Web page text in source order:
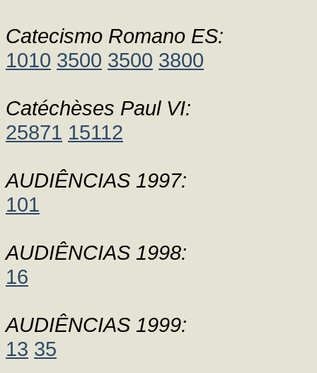
Catecismo Romano ES:
1010 3500 3500 3800
Catéchèses Paul VI:
25871 15112
AUDIÊNCIAS 1997:
101
AUDIÊNCIAS 1998:
16
AUDIÊNCIAS 1999:
13 35